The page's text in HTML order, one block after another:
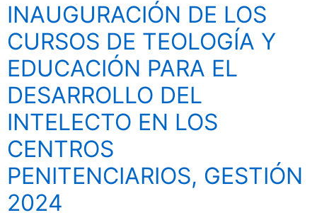
INAUGURACIÓN DE LOS
CURSOS DE TEOLOGÍA Y
EDUCACIÓN PARA EL
DESARROLLO DEL
INTELECTO EN LOS
CENTROS
PENITENCIARIOS, GESTIÓN
2024